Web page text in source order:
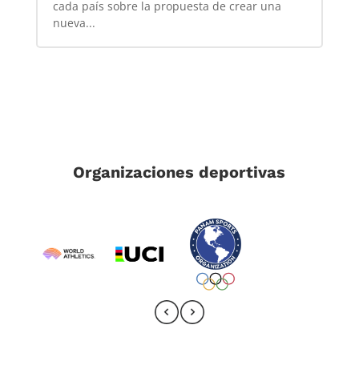
cada país sobre la propuesta de crear una
nueva...
Organizaciones deportivas